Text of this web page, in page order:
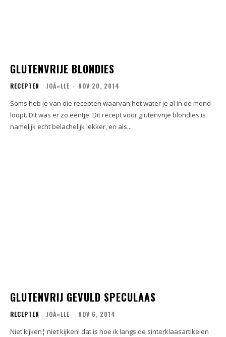
GLUTENVRIJE BLONDIES
RECEPTEN JOÃ«LLE - NOV 20, 2014
Soms heb je van die recepten waarvan het water je al in de mond
loopt. Dit was er zo eentje. Dit recept voor glutenvrije blondies is
namelijk echt belachelijk lekker, en als...
GLUTENVRIJ GEVULD SPECULAAS
RECEPTEN JOÃ«LLE - NOV 6, 2014
Niet kijken¦ niet kijken! dat is hoe ik langs de sinterklaasartikelen